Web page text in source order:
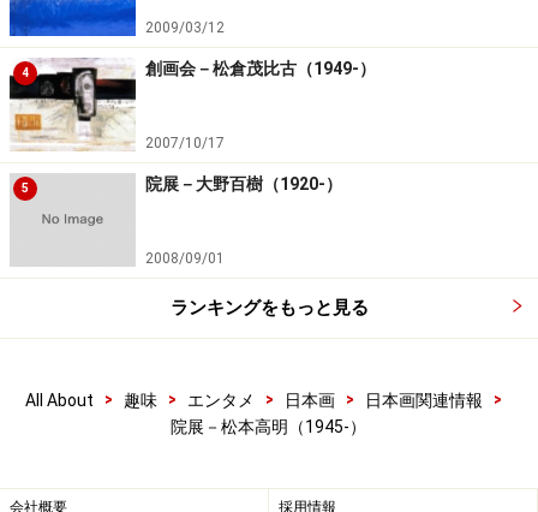
2009/03/12
4 創画会－松倉茂比古（1949-）
2007/10/17
5 院展－大野百樹（1920-）
2008/09/01
ランキングをもっと見る
All About > 趣味 > エンタメ > 日本画 > 日本画関連情報
>
院展－松本高明（1945-）
会社概要 採用情報